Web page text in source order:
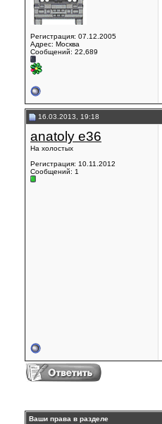
Регистрация: 07.12.2005
Адрес: Москва
Сообщений: 22,689
16.03.2013, 19:18
anatoly e36
На холостых
Регистрация: 10.11.2012
Сообщений: 1
Ваши права в разделе